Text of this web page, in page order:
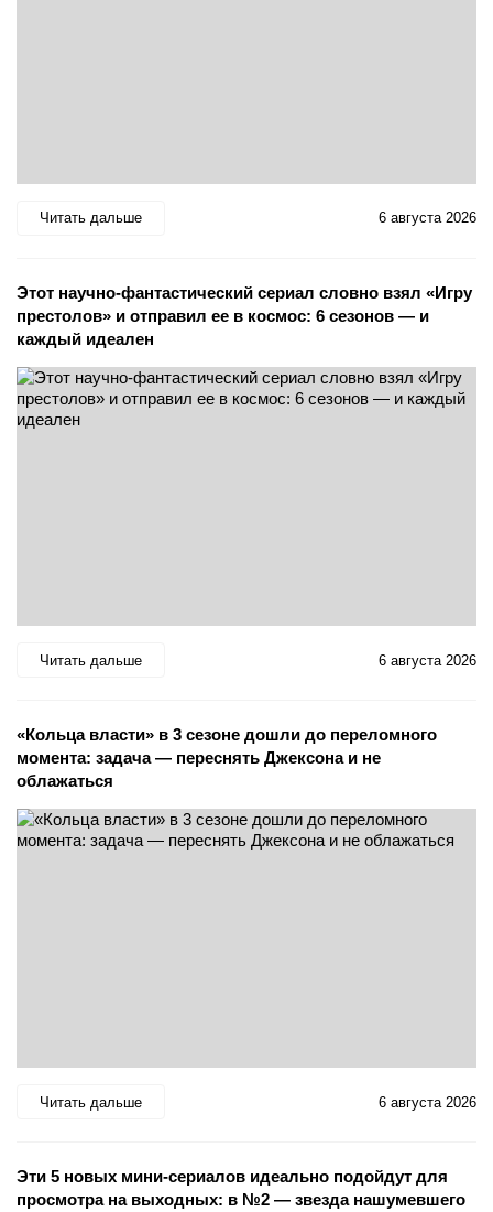
Читать дальше 6 августа 2026
Этот научно-фантастический сериал словно взял «Игру
престолов» и отправил ее в космос: 6 сезонов — и
каждый идеален
Читать дальше 6 августа 2026
«Кольца власти» в 3 сезоне дошли до переломного
момента: задача — переснять Джексона и не
облажаться
Читать дальше 6 августа 2026
Эти 5 новых мини-сериалов идеально подойдут для
просмотра на выходных: в №2 — звезда нашумевшего